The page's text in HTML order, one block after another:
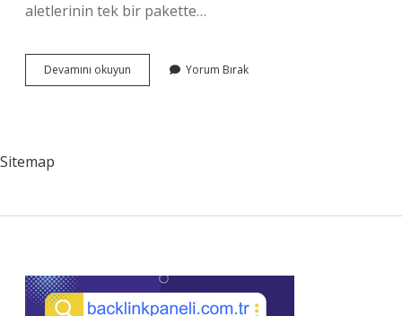
aletlerinin tek bir pakette…
Devamını okuyun Ankastre
Nasıl
Yorum Bırak
Sitemap
Sidebar